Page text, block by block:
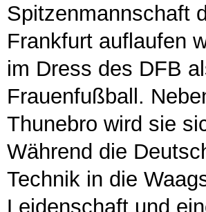
Spitzenmannschaft
Frankfurt auflaufen
im Dress des DFB
Frauenfußball.
Thunebro wird sie
Während die
Technik in die
Leidenschaft und